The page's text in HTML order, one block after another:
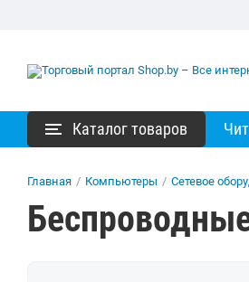
Каталог товаров
Главная / Компьютеры / Сетевое